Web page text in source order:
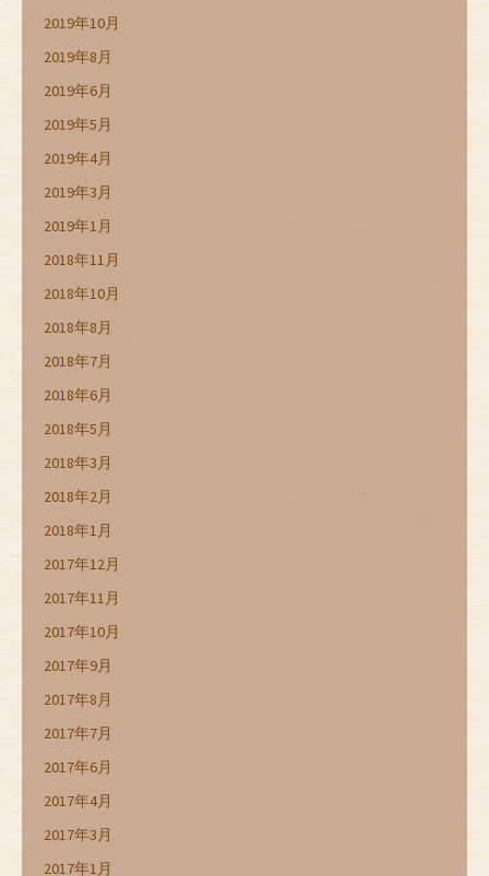
2019年10月
2019年8月
2019年6月
2019年5月
2019年4月
2019年3月
2019年1月
2018年11月
2018年10月
2018年8月
2018年7月
2018年6月
2018年5月
2018年3月
2018年2月
2018年1月
2017年12月
2017年11月
2017年10月
2017年9月
2017年8月
2017年7月
2017年6月
2017年4月
2017年3月
2017年1月